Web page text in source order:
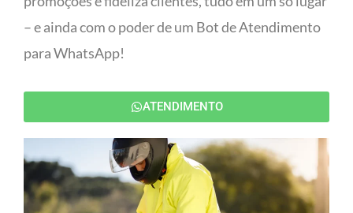
– e ainda com o poder de um Bot de Atendimento
para WhatsApp!
ATENDIMENTO